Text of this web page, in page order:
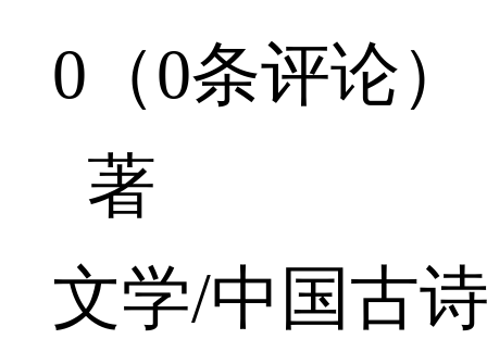
0（0条评论）
著
文学/中国古